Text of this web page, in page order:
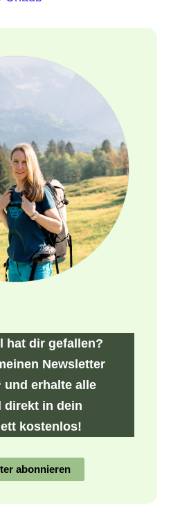
hat dir gefallen?
Newsletter
und erhalte alle
direkt in dein
kostenlos!
abonnieren